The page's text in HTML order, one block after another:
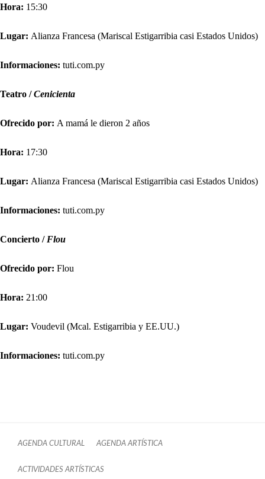
Hora: 15:30
Lugar: Alianza Francesa (Mariscal Estigarribia casi Estados Unidos)
Informaciones: tuti.com.py
Teatro /Cenicienta
Ofrecido por: A mamá le dieron 2 años
Hora: 17:30
Lugar: Alianza Francesa (Mariscal Estigarribia casi Estados Unidos)
Informaciones: tuti.com.py
Concierto / Flou
Ofrecido por: Flou
Hora: 21:00
Lugar: Voudevil (Mcal. Estigarribia y EE.UU.)
Informaciones: tuti.com.py
AGENDA CULTURAL AGENDA ARTÍSTICA
ACTIVIDADES ARTÍSTICAS